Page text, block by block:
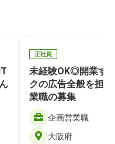
正社員
未経験OK◎開業す
クの広告全般を担
業職の募集
企画営業職
大阪府